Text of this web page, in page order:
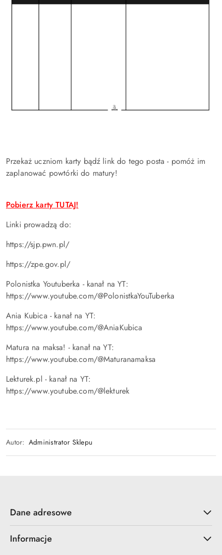
Przekaż uczniom karty bądź link do tego posta - pomóż im
zaplanować powtórki do matury!
Pobierz karty TUTAJ!
Linki prowadzą do:
https://sjp.pwn.pl/
https://zpe.gov.pl/
Polonistka Youtuberka - kanał na YT:
https://www.youtube.com/@PolonistkaYouTuberka
Ania Kubica - kanał na YT:
https://www.youtube.com/@AniaKubica
Matura na maksa! - kanał na YT:
https://www.youtube.com/@Maturanamaksa
Lekturek.pl - kanał na YT:
https://www.youtube.com/@lekturek
Autor: Administrator Sklepu
Dane adresowe
Informacje